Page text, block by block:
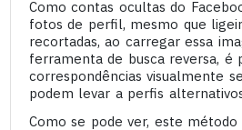
Como contas ocultas do
fotos de perfil, mesmo que
recortadas, ao carregar essa
ferramenta de busca reversa, é
correspondências visualmente
podem levar a perfis
Como se pode ver, este